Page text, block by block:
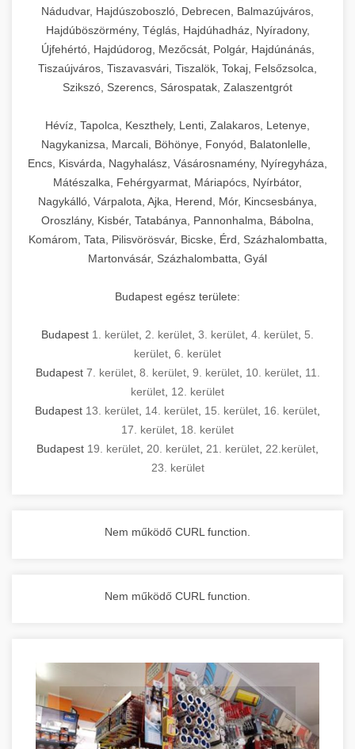
Nádudvar, Hajdúszoboszló, Debrecen, Balmazújváros,
Hajdúböszörmény, Téglás, Hajdúhadház, Nyíradony,
Újfehértó, Hajdúdorog, Mezőcsát, Polgár, Hajdúnánás,
Tiszaújváros, Tiszavasvári, Tiszalök, Tokaj, Felsőzsolca,
Szikszó, Szerencs, Sárospatak, Zalaszentgrót
Hévíz, Tapolca, Keszthely, Lenti, Zalakaros, Letenye,
Nagykanizsa, Marcali, Böhönye, Fonyód, Balatonlelle,
Encs, Kisvárda, Nagyhalász, Vásárosnamény, Nyíregyháza,
Mátészalka, Fehérgyarmat, Máriapócs, Nyírbátor,
Nagykálló, Várpalota, Ajka, Herend, Mór, Kincsesbánya,
Oroszlány, Kisbér, Tatabánya, Pannonhalma, Bábolna,
Komárom, Tata, Pilisvörösvár, Bicske, Érd, Százhalombatta,
Martonvásár, Százhalombatta, Gyál
Budapest egész területe:
Budapest 1. kerület 2. kerület 3. kerület 4. kerület 5.
kerület 6. kerület
Budapest 7. kerület, 8. kerület, 9. kerület, 10. kerület, 11.
kerület 12. kerület
Budapest 13. kerület 14. kerület 15. kerület 16. kerület
17. kerület 18. kerület
Budapest 19. kerület 20. kerület 21. kerület 22.kerület
23. kerület
Nem működő CURL function.
Nem működő CURL function.